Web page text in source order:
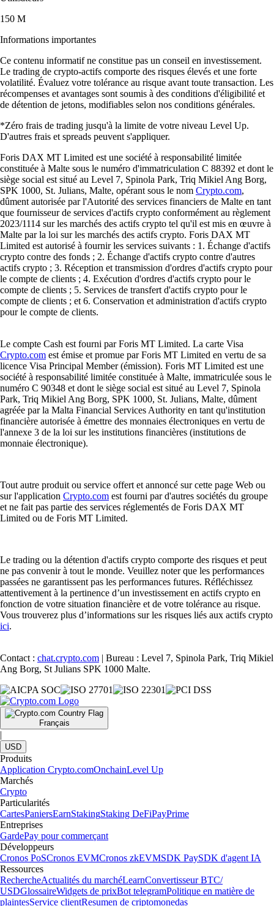
150 M
Informations importantes
Ce contenu informatif ne constitue pas un conseil en investissement.
Le trading de crypto-actifs comporte des risques élevés et une forte
volatilité. Évaluez votre tolérance au risque avant toute transaction. Les
récompenses et avantages sont soumis à des conditions d'éligibilité et
de détention de jetons, modifiables selon nos conditions générales.
*Zéro frais de trading jusqu'à la limite de votre niveau Level Up.
D'autres frais et spreads peuvent s'appliquer.
Foris DAX MT Limited est une société à responsabilité limitée
constituée à Malte sous le numéro d'immatriculation C 88392 et dont le
siège social est situé au Level 7, Spinola Park, Triq Mikiel Ang Borg,
SPK 1000, St. Julians, Malte, opérant sous le nom Crypto.com,
dûment autorisée par l'Autorité des services financiers de Malte en tant
que fournisseur de services d'actifs crypto conformément au règlement
2023/1114 sur les marchés des actifs crypto tel qu'il est mis en œuvre à
Malte par la loi sur les marchés des actifs crypto. Foris DAX MT
Limited est autorisé à fournir les services suivants : 1. Échange d'actifs
crypto contre des fonds ; 2. Échange d'actifs crypto contre d'autres
actifs crypto ; 3. Réception et transmission d'ordres d'actifs crypto pour
le compte de clients ; 4. Exécution d'ordres d'actifs crypto pour le
compte de clients ; 5. Services de transfert d'actifs crypto pour le
compte de clients ; et 6. Conservation et administration d'actifs crypto
pour le compte de clients.
Le compte Cash est fourni par Foris MT Limited. La carte Visa
Crypto.com est émise et promue par Foris MT Limited en vertu de sa
licence Visa Principal Member (émission). Foris MT Limited est une
société à responsabilité limitée constituée à Malte, immatriculée sous le
numéro C 90348 et dont le siège social est situé au Level 7, Spinola
Park, Triq Mikiel Ang Borg, SPK 1000, St. Julians, Malte, dûment
agréée par la Malta Financial Services Authority en tant qu'institution
financière autorisée à émettre des monnaies électroniques en vertu de
l'annexe 3 de la loi sur les institutions financières (institutions de
monnaie électronique).
Tout autre produit ou service offert et annoncé sur cette page Web ou
sur l'application Crypto.com est fourni par d'autres sociétés du groupe
et ne fait pas partie des services réglementés de Foris DAX MT
Limited ou de Foris MT Limited.
Le trading ou la détention d'actifs crypto comporte des risques et peut
ne pas convenir à tout le monde. Veuillez noter que les performances
passées ne garantissent pas les performances futures. Réfléchissez
attentivement à la pertinence d’un investissement en actifs crypto en
fonction de votre situation financière et de votre tolérance au risque.
Vous trouverez plus d’informations sur les risques liés aux actifs crypto
ici.
Contact : chat.crypto.com | Bureau : Level 7, Spinola Park, Triq Mikiel
Ang Borg, St Julians SPK 1000 Malte.
Français
|
USD
Produits
Application Crypto.comOnchainLevel Up
Marchés
Crypto
Particularités
CartesPaniersEarnStakingStaking DeFiPayPrime
Entreprises
GardePay pour commerçant
Développeurs
Cronos PoSCronos EVMCronos zkEVMSDK PaySDK d'agent IA
Ressources
RechercheActualités du marchéLearnConvertisseur BTC/
USDGlossaireWidgets de prixBot telegramPolitique en matière de
plaintesService clientResumen de criptomonedas